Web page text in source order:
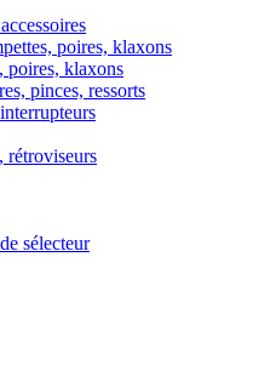
poires, klaxons
poires, klaxons
pinces, ressorts
rétroviseurs
sélecteur